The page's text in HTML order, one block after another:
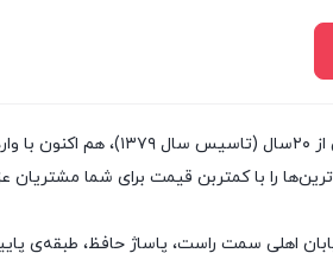
فروشگاه پژواک شاپ با
را با کمتربن قیمت برای شما مشتریان
اهلی سمت راست، پاساژ حافظ، طبقه‌ی